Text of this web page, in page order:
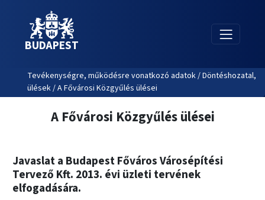
BUDAPEST
Tevékenységre, működésre vonatkozó adatok / Döntéshozatal,
ülések / A Fővárosi Közgyűlés ülései
A Fővárosi Közgyűlés ülései
Javaslat a Budapest Főváros Városépítési
Tervező Kft. 2013. évi üzleti tervének
elfogadására.